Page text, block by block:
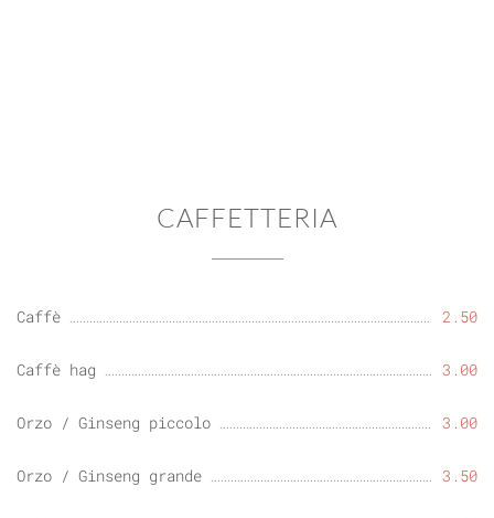
CAFFETTERIA
Caffè 2.50
Caffè hag 3.00
Orzo / Ginseng piccolo 3.00
Orzo / Ginseng grande 3.50